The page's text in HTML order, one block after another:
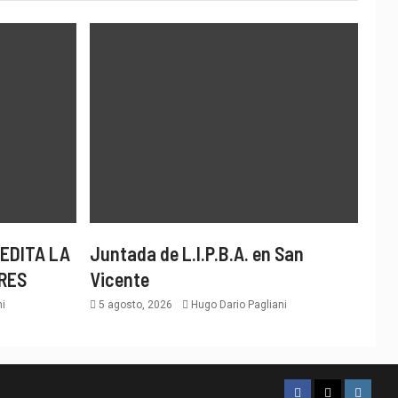
LA
Juntada de L.I.P.B.A. en San
Vicente
5 agosto, 2026 Hugo Dario Pagliani